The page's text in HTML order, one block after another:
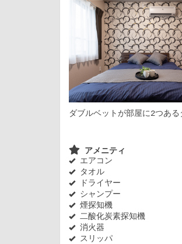
ダブルベットが部屋に2つある
アメニティ
エアコン
タオル
ドライヤー
シャンプー
煙探知機
二酸化炭素探知機
消火器
スリッパ